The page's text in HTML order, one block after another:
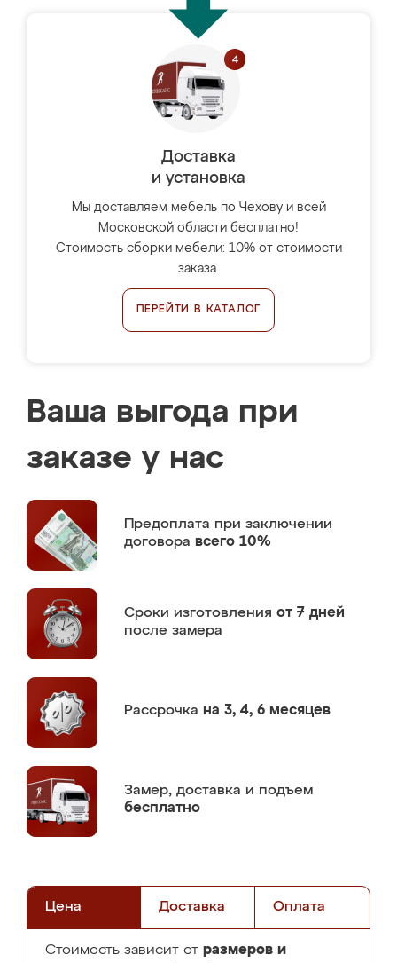
Доставка
и установка
Мы доставляем мебель по Чехову и всей
Московской области бесплатно!
Стоимость сборки мебели: 10% от стоимости
заказа.
ПЕРЕЙТИ В КАТАЛОГ
Ваша выгода при
заказе у нас
Предоплата при заключении
договора всего 10%
Сроки изготовления от 7 дней
после замера
Рассрочка на 3, 4, 6 месяцев
Замер, доставка и подъем
бесплатно
Цена Доставка Оплата
Стоимость зависит от размеров и